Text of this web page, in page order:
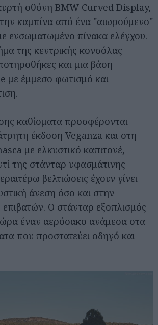
οθόνη BMW Curved Display,
καμπίνα από ένα "αιωρούμενο"
ενσωματωμένο πίνακα ελέγχου.
της κεντρικής κονσόλας
και μια βάση
με έμμεσο φωτισμό και
καθίσματα προσφέρονται
έκδοση Veganza και στη
με ελκυστικό καπιτονέ,
της στάνταρ υφασμάτινης
βελτιώσεις έχουν γίνει
άνεση όσο και στην
Ο στάνταρ εξοπλισμός
έναν αερόσακο ανάμεσα στα
που προστατεύει οδηγό και